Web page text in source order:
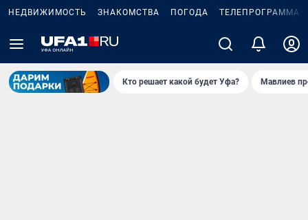
НЕДВИЖИМОСТЬ ЗНАКОМСТВА ПОГОДА ТЕЛЕПРОГРАММА
Кто решает какой будет Уфа? Мавлиев